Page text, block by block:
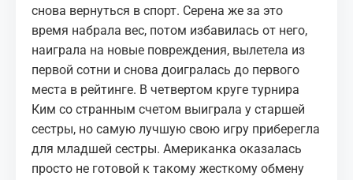
снова вернуться в спорт. Серена же за это
время набрала вес, потом избавилась от него,
наиграла на новые повреждения, вылетела из
первой сотни и снова доигралась до первого
места в рейтинге. В четвертом круге турнира
Ким со странным счетом выиграла у старшей
сестры, но самую лучшую свою игру приберегла
для младшей сестры. Американка оказалась
просто не готовой к такому жесткому обмену